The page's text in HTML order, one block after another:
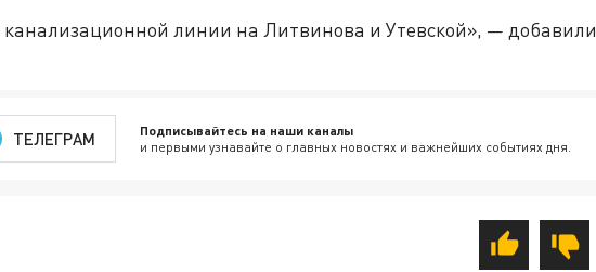
канализационной линии на Литвинова и Утевской», — добавили
ТЕЛЕГРАМ Подписывайтесь на наши каналы
и первыми узнавайте о главных новостях и важнейших событиях дня.